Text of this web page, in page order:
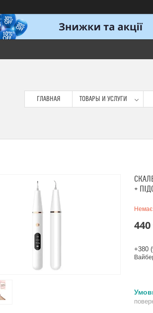
ГЛАВНАЯ ТОВАРЫ И УСЛУГИ
+
Немає
440
+380